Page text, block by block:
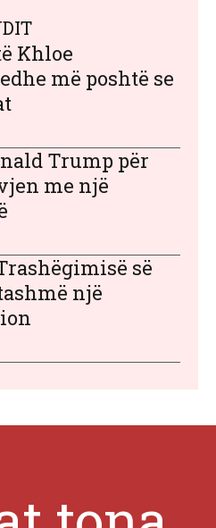
Khloe
më poshtë se
Trump për
me një
së
një